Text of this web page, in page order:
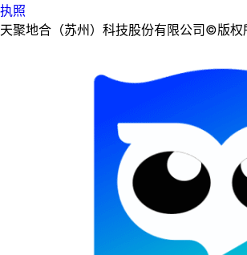
执照
天聚地合（苏州）科技股份有限公司©版权